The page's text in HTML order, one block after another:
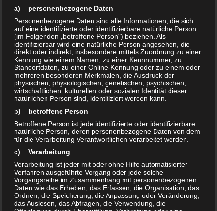
Teilen mit:
Drucken E-Mail
Ähnliche Beiträge
GWA-Gruppe „Neu-Olvenstedt“
lädt ein am 12.2.2020 ab
17:30Uhr
21. Januar 2020
In "Termine"
25Jahre Bürgerinitiative
Olvenstedt e.V.
4. März 2022
In "Aktuelles"
Zeittafel Teil 5 2012 – 2015
24. Mai 2023
In "Chronik"
Schlagwörter: Ostern 2018
a) personenbezogene Daten
Personenbezogene Daten sind alle Informationen, die sich
auf eine identifizierte oder identifizierbare natürliche Person
(im Folgenden „betroffene Person") beziehen. Als
identifizierbar wird eine natürliche Person angesehen, die
direkt oder indirekt, insbesondere mittels Zuordnung zu einer
Kennung wie einem Namen, zu einer Kennnummer, zu
Standortdaten, zu einer Online-Kennung oder zu einem oder
mehreren besonderen Merkmalen, die Ausdruck der
physischen, physiologischen, genetischen, psychischen,
wirtschaftlichen, kulturellen oder sozialen Identität dieser
natürlichen Person sind, identifiziert werden kann.
b) betroffene Person
Betroffene Person ist jede identifizierte oder identifizierbare
natürliche Person, deren personenbezogene Daten von dem
für die Verarbeitung Verantwortlichen verarbeitet werden.
c) Verarbeitung
Verarbeitung ist jeder mit oder ohne Hilfe automatisierter
Verfahren ausgeführte Vorgang oder jede solche
Vorgangsreihe im Zusammenhang mit personenbezogenen
Daten wie das Erheben, das Erfassen, die Organisation, das
Ordnen, die Speicherung, die Anpassung oder Veränderung,
das Auslesen, das Abfragen, die Verwendung, die